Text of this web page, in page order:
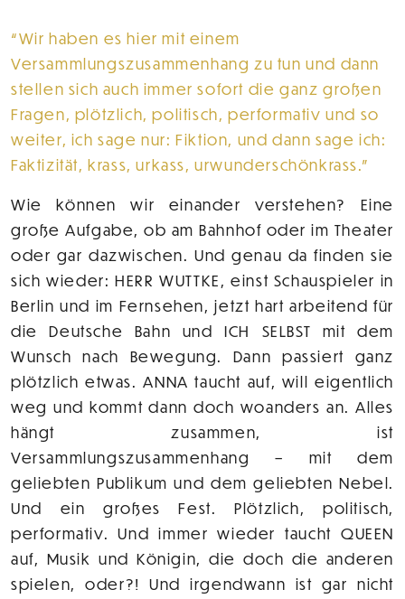
Wir haben es hier mit einem
Versammlungszusammenhang zu tun und dann
stellen sich auch immer sofort die ganz großen
Fragen, plötzlich, politisch, performativ und so
weiter, ich sage nur: Fiktion, und dann sage ich:
Faktizität, krass, urkass, urwunderschönkrass.
Wie können wir einander verstehen? Eine
große Aufgabe, ob am Bahnhof oder im Theater
oder gar dazwischen. Und genau da finden sie
sich wieder: HERR WUTTKE, einst Schauspieler in
Berlin und im Fernsehen, jetzt hart arbeitend für
die Deutsche Bahn und ICH SELBST mit dem
Wunsch nach Bewegung. Dann passiert ganz
plötzlich etwas. ANNA taucht auf, will eigentlich
weg und kommt dann doch woanders an. Alles
hängt zusammen, ist
Versammlungszusammenhang – mit dem
geliebten Publikum und dem geliebten Nebel.
Und ein großes Fest. Plötzlich, politisch,
performativ. Und immer wieder taucht QUEEN
auf, Musik und Königin, die doch die anderen
spielen, oder?! Und irgendwann ist gar nicht